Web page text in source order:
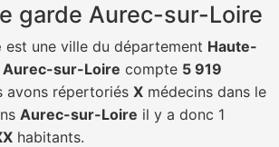
garde Aurec-sur-Loire
est une ville du département Haute-
Aurec-sur-Loire compte 5 919
avons répertoriés X médecins dans le
Aurec-sur-Loire il y a donc 1
habitants.